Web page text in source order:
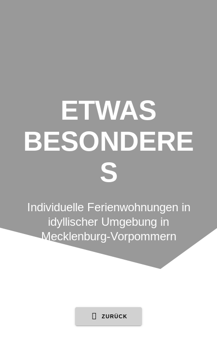
ETWAS
BESONDERE
S
Individuelle Ferienwohnungen in
idyllischer Umgebung in
Mecklenburg-Vorpommern
ZURÜCK